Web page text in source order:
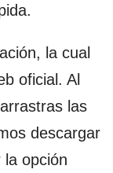
la cual
oficial. Al
las
descargar
opción